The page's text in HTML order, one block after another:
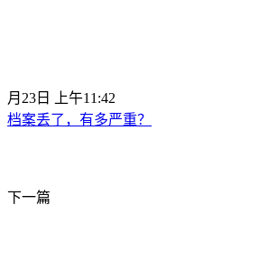
月23日 上午11:42
档案丢了，有多严重？
下一篇